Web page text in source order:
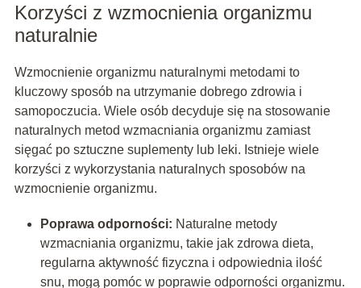
Korzyści z wzmocnienia organizmu
naturalnie
Wzmocnienie organizmu naturalnymi metodami to
kluczowy sposób na utrzymanie dobrego zdrowia i
samopoczucia. Wiele osób decyduje się na stosowanie
naturalnych metod wzmacniania organizmu zamiast
sięgać po sztuczne suplementy lub leki. Istnieje wiele
korzyści z wykorzystania naturalnych sposobów na
wzmocnienie organizmu.
Poprawa odporności: Naturalne metody
wzmacniania organizmu, takie jak zdrowa dieta,
regularna aktywność fizyczna i odpowiednia ilość
snu, mogą pomóc w poprawie odporności organizmu.